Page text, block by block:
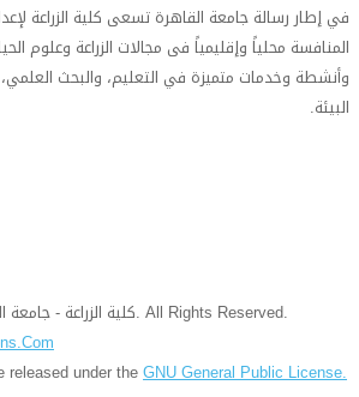
في إطار رسالة جامعة القاهرة تسعى كلية الزراعة
المنافسة محلياً وإقليمياً فى مجالات الزراعة وعلوم
وأنشطة وخدمات متميزة في التعليم، والبحث
البيئة.
released under theGNU General Public License.